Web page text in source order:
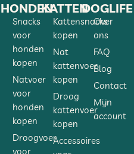
HONDEN
Snacks
voor
honden
kopen
Natvoer
voor
honden
kopen
Droogvoer
voor
KATTEN
Kattensnacks
kopen
Nat
kattenvoer
kopen
Droog
kattenvoer
kopen
Accessoires
DOGLIFE
Over
ons
FAQ
Blog
Contact
Mijn
account